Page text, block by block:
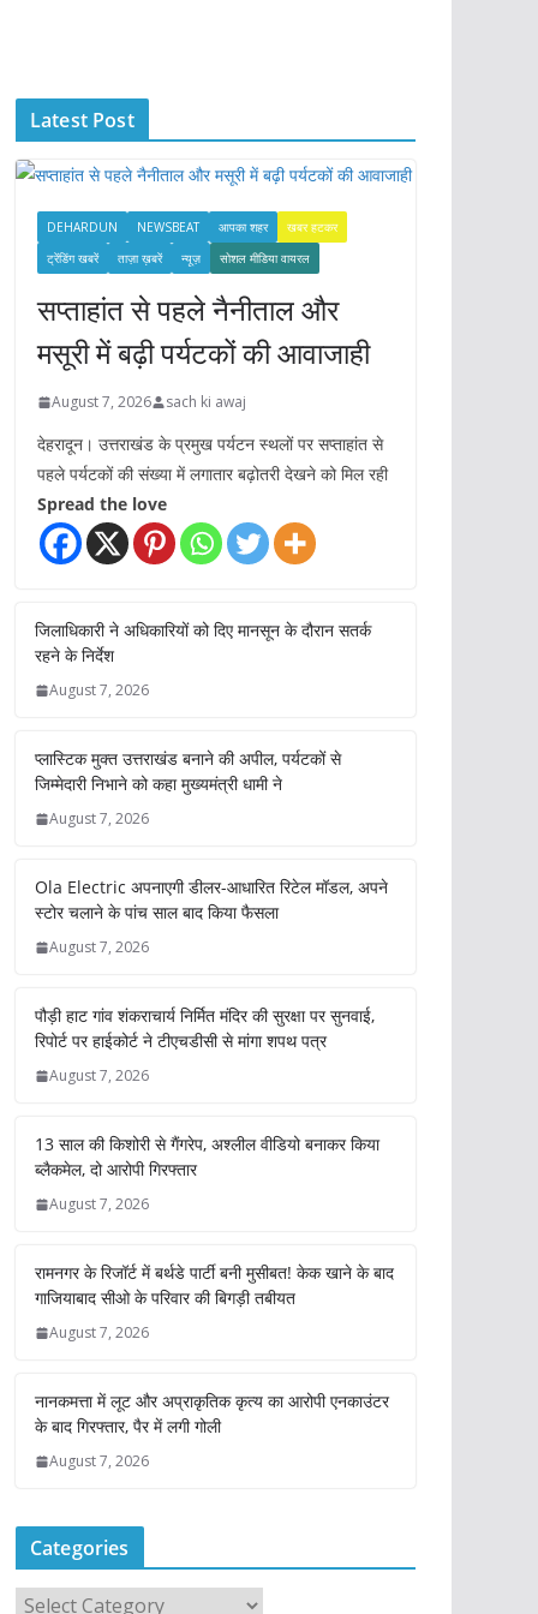
e
s
Latest Post
DEHARDUN NEWSBEAT आपका शहर
खबर हटकर
ट्रेंडिंग खबरें
ताज़ा ख़बरें न्यूज़ सोशल मीडिया वायरल
सप्ताहांत से पहले नैनीताल और
मसूरी में बढ़ी पर्यटकों की आवाजाही
August 7, 2026 sach ki awaj
देहरादून। उत्तराखंड के प्रमुख पर्यटन स्थलों पर सप्ताहांत से
पहले पर्यटकों की संख्या में लगातार बढ़ोतरी देखने को मिल रही
Spread the love
जिलाधिकारी ने अधिकारियों को दिए मानसून के दौरान सतर्क
रहने के निर्देश
August 7, 2026
प्लास्टिक मुक्त उत्तराखंड बनाने की अपील, पर्यटकों से
जिम्मेदारी निभाने को कहा मुख्यमंत्री धामी ने
August 7, 2026
Ola Electric अपनाएगी डीलर-आधारित रिटेल मॉडल, अपने
स्टोर चलाने के पांच साल बाद किया फैसला
August 7, 2026
पौड़ी हाट गांव शंकराचार्य निर्मित मंदिर की सुरक्षा पर सुनवाई,
रिपोर्ट पर हाईकोर्ट ने टीएचडीसी से मांगा शपथ पत्र
August 7, 2026
13 साल की किशोरी से गैंगरेप, अश्लील वीडियो बनाकर किया
ब्लैकमेल, दो आरोपी गिरफ्तार
August 7, 2026
रामनगर के रिजॉर्ट में बर्थडे पार्टी बनी मुसीबत! केक खाने के बाद
गाजियाबाद सीओ के परिवार की बिगड़ी तबीयत
August 7, 2026
नानकमत्ता में लूट और अप्राकृतिक कृत्य का आरोपी एनकाउंटर
के बाद गिरफ्तार, पैर में लगी गोली
August 7, 2026
Categories